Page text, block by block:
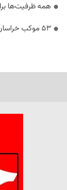
همه ظرفیت‌ها
53 موکب خراسان جنوبی در خدمت زائران اربعین